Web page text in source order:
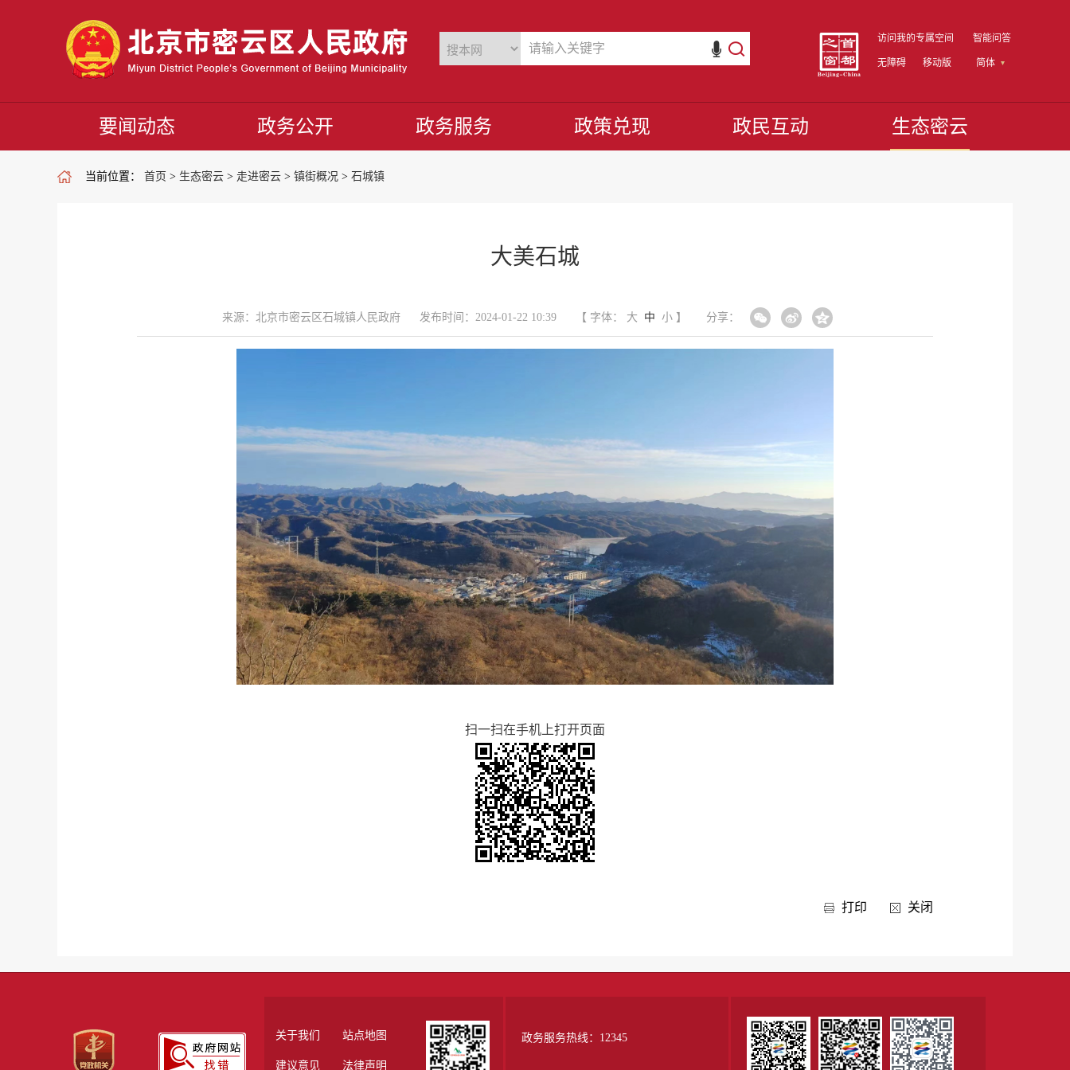
访问我的专属空间 智能问答
无障碍 移动版 简体
要闻动态 政务公开 政务服务 政策兑现 政民互动 生态密云
当前位置： 首页 > 生态密云 > 走进密云 > 镇街概况 > 石城镇
大美石城
来源：北京市密云区石城镇人民政府 发布时间：2024-01-22 10:39 【 字体： 大 中 小】 分享：
扫一扫在手机上打开页面
打印 关闭
关于我们 站点地图
建议意见 法律声明
政务服务热线：12345